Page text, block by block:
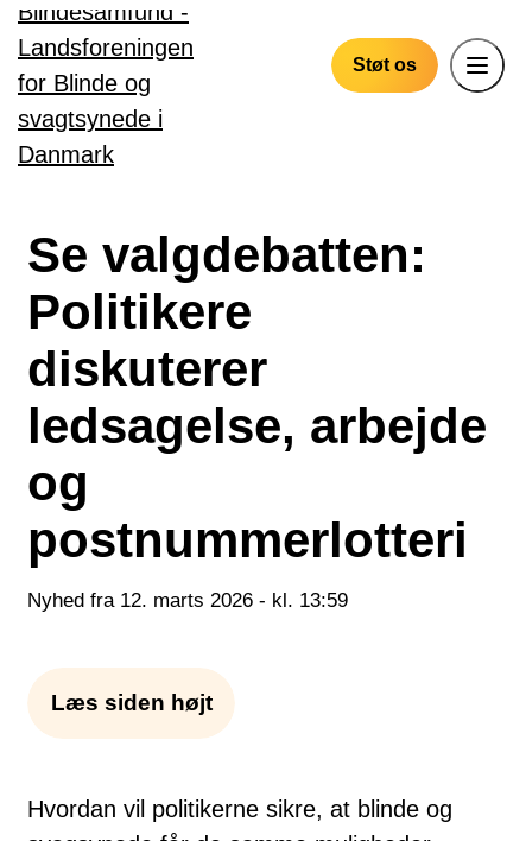
Gå til hovedindhold
Støt os
Se valgdebatten:
Politikere
diskuterer
ledsagelse, arbejde
og
postnummerlotteri
Nyhed fra 12. marts 2026 - kl. 13:59
Læs siden højt
Hvordan vil politikerne sikre, at blinde og